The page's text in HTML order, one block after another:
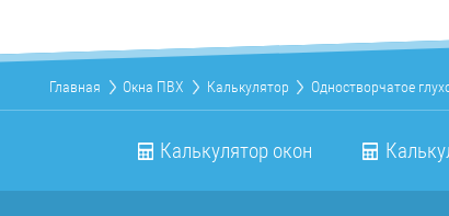
Главная Окна ПВХ Калькулятор Одностворчатое
Калькулятор окон